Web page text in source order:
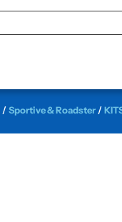
/Sportive & Roadster /